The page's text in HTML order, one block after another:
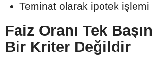
Teminat olarak ipotek işlemi
Faiz Oranı Tek
Bir Kriter Değildir